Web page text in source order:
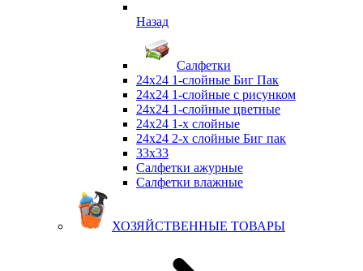
Назад
Салфетки
24х24 1-слойные Биг Пак
24х24 1-слойные с рисунком
24х24 1-слойные цветные
24х24 1-х слойные
24х24 2-х слойные Биг пак
33х33
Салфетки ажурные
Салфетки влажные
ХОЗЯЙСТВЕННЫЕ ТОВАРЫ